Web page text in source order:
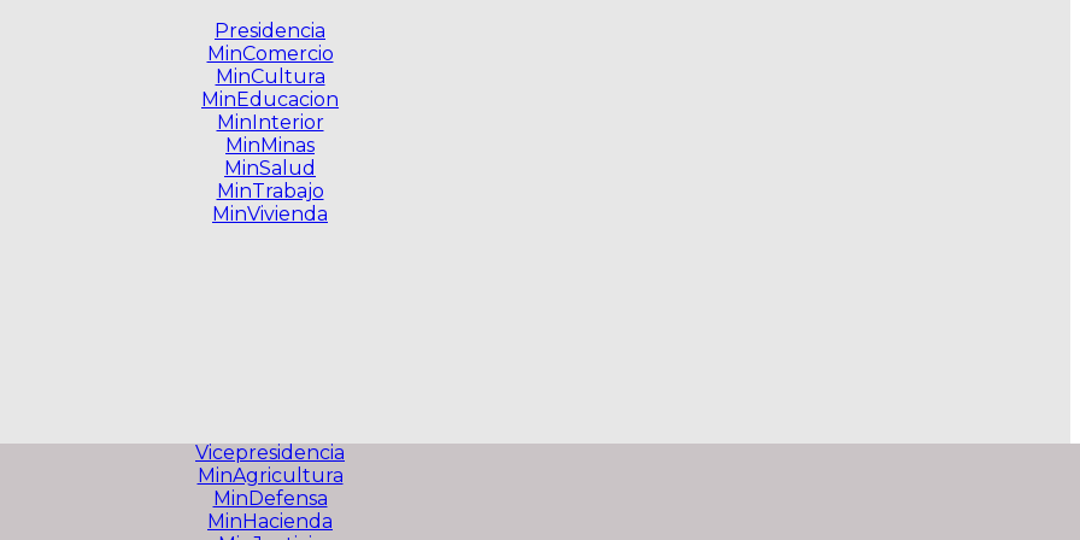
Presidencia
MinComercio
MinCultura
MinEducacion
MinInterior
MinMinas
MinSalud
MinTrabajo
MinVivienda
Vicepresidencia
MinAgricultura
MinDefensa
MinHacienda